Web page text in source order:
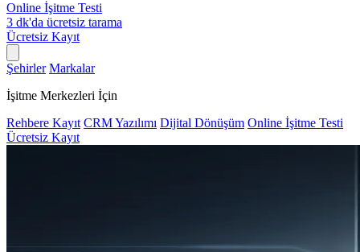
Online İşitme Testi
3 dk'da ücretsiz tarama
Ücretsiz Kayıt
Şehirler Markalar
İşitme Merkezleri İçin
Rehbere Kayıt CRM Yazılımı Dijital Dönüşüm Online İşitme Testi
Ücretsiz Kayıt